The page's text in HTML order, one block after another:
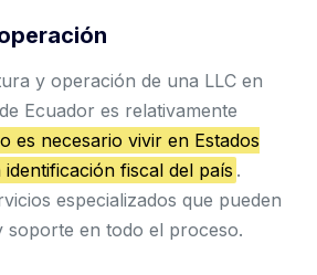
y operación de una LLC en
Ecuador es relativamente
es necesario vivir en Estados
fiscal del país .
especializados que pueden
soporte en todo el proceso.